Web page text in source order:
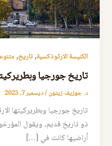
الكنيسة الارثوذكسية,تاريخ,
تاريخ جورجيا
د. جوزيف زيتون/ديسمبر 7, 2025
تاريخ جورجيا وبطريركيتها
ذو تاريخ قديم، ويقول
أراضيها كانت في […]